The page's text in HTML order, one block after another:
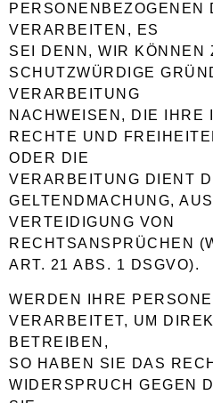
PERSONENBEZOGENEN
VERARBEITEN, ES
SEI DENN, WIR KÖNNEN
SCHUTZWÜRDIGE
VERARBEITUNG
NACHWEISEN, DIE IHRE
RECHTE UND
ODER DIE
VERARBEITUNG DIENT
GELTENDMACHUNG,
VERTEIDIGUNG VON
RECHTSANSPRÜCHEN
ART. 21 ABS. 1 DSGVO).
WERDEN IHRE
VERARBEITET, UM
BETREIBEN,
SO HABEN SIE DAS
WIDERSPRUCH GEGEN